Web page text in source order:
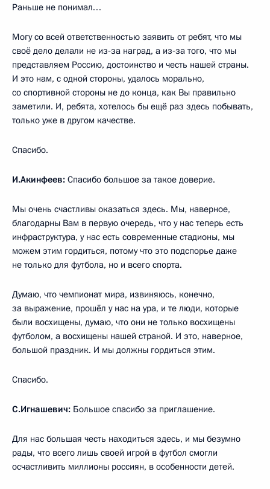
Раньше не понимал…
Могу со всей ответственностью заявить от ребят, что мы
своё дело делали не из‑за наград, а из‑за того, что мы
представляем Россию, достоинство и честь нашей страны.
И это нам, с одной стороны, удалось морально,
со спортивной стороны не до конца, как Вы правильно
заметили. И, ребята, хотелось бы ещё раз здесь побывать,
только уже в другом качестве.
Спасибо.
И.Акинфеев: Спасибо большое за такое доверие.
Мы очень счастливы оказаться здесь. Мы, наверное,
благодарны Вам в первую очередь, что у нас теперь есть
инфраструктура, у нас есть современные стадионы, мы
можем этим гордиться, потому что это подспорье даже
не только для футбола, но и всего спорта.
Думаю, что чемпионат мира, извиняюсь, конечно,
за выражение, прошёл у нас на ура, и те люди, которые
были восхищены, думаю, что они не только восхищены
футболом, а восхищены нашей страной. И это, наверное,
большой праздник. И мы должны гордиться этим.
Спасибо.
С.Игнашевич: Большое спасибо за приглашение.
Для нас большая честь находиться здесь, и мы безумно
рады, что всего лишь своей игрой в футбол смогли
осчастливить миллионы россиян, в особенности детей.